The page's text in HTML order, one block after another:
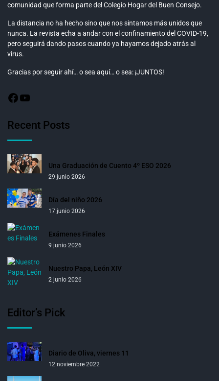
comunidad que forma parte del Colegio Hogar del Buen Consejo.
La distancia no ha hecho sino que nos sintamos más unidos que
nunca. La revista echa a andar con el confinamiento del COVID-19,
pero seguirá dando pasos cuando ya hayamos dejado atrás al
virus.
Gracias por seguir ahí… o sea aquí… o sea: ¡JUNTOS!
Recent Posts
Una Graduación de Cuento 4º ESO 2026
29 junio 2026
Día del niño 2026
17 junio 2026
Exámenes Finales
9 junio 2026
Nuestro Papa, León XIV
2 junio 2026
Editor’s Pick
Diario de Oliva, viernes 11
12 noviembre 2022